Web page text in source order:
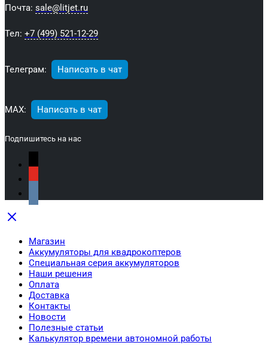
Почта: sale@litjet.ru
Тел: +7 (499) 521-12-29
Телеграм: Написать в чат
МАХ: Написать в чат
Подпишитесь на нас
Магазин
Аккумуляторы для квадрокоптеров
Специальная серия аккумуляторов
Наши решения
Оплата
Доставка
Контакты
Новости
Полезные статьи
Калькулятор времени автономной работы